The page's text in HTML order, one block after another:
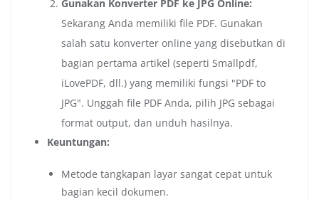
Gunakan Konverter PDF ke JPG Online:
Sekarang Anda memiliki file PDF. Gunakan
salah satu konverter online yang disebutkan di
bagian pertama artikel (seperti Smallpdf,
iLovePDF, dll.) yang memiliki fungsi "PDF to
JPG". Unggah file PDF Anda, pilih JPG sebagai
format output, dan unduh hasilnya.
Keuntungan:
Metode tangkapan layar sangat cepat untuk
bagian kecil dokumen.